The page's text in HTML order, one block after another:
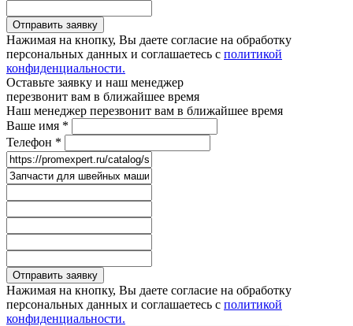
Отправить заявку
Нажимая на кнопку, Вы даете согласие на обработку
персональных данных и соглашаетесь с политикой
конфиденциальности.
Оставьте заявку и наш менеджер
перезвонит вам в ближайшее время
Наш менеджер перезвонит вам в ближайшее время
Ваше имя *
Телефон *
Отправить заявку
Нажимая на кнопку, Вы даете согласие на обработку
персональных данных и соглашаетесь с политикой
конфиденциальности.